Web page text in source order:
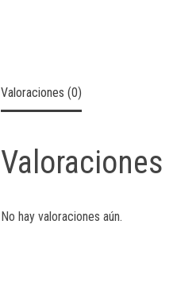
Valoraciones (0)
Valoraciones
No hay valoraciones aún.